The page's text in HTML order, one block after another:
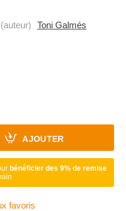
(auteur)
Toni Galmés
AJOUTER
bénéficier des 9% de remise
favoris